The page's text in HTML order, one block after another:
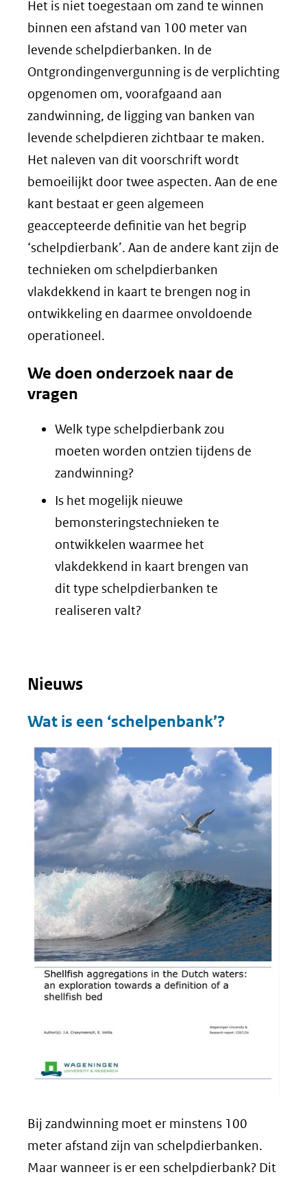
Het is niet toegestaan om zand te winnen
binnen een afstand van 100 meter van
levende schelpdierbanken. In de
Ontgrondingenvergunning is de verplichting
opgenomen om, voorafgaand aan
zandwinning, de ligging van banken van
levende schelpdieren zichtbaar te maken.
Het naleven van dit voorschrift wordt
bemoeilijkt door twee aspecten. Aan de ene
kant bestaat er geen algemeen
geaccepteerde definitie van het begrip
‘schelpdierbank’. Aan de andere kant zijn de
technieken om schelpdierbanken
vlakdekkend in kaart te brengen nog in
ontwikkeling en daarmee onvoldoende
operationeel.
We doen onderzoek naar de
vragen
Welk type schelpdierbank zou
moeten worden ontzien tijdens de
zandwinning?
Is het mogelijk nieuwe
bemonsteringstechnieken te
ontwikkelen waarmee het
vlakdekkend in kaart brengen van
dit type schelpdierbanken te
realiseren valt?
Nieuws
Wat is een ‘schelpenbank’?
Bij zandwinning moet er minstens 100
meter afstand zijn van schelpdierbanken.
Maar wanneer is er een schelpdierbank? Dit